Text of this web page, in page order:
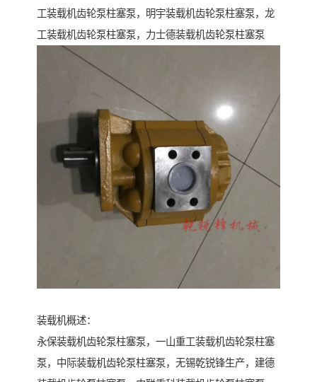
工装载机齿轮泵柱塞泵，明宇装载机齿轮泵柱塞泵，龙
工装载机齿轮泵柱塞泵，力士德装载机齿轮泵柱塞泵
装载机概述：
永保装载机齿轮泵柱塞泵，一山重工装载机齿轮泵柱塞
泵，中际装载机齿轮泵柱塞泵，无锡乾锐锋生产，建德